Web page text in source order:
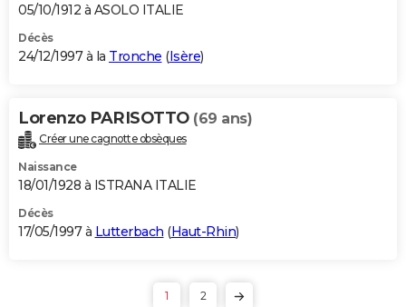
05/10/1912 à ASOLO ITALIE
Décès
24/12/1997 à la Tronche (Isère)
Lorenzo PARISOTTO (69 ans)
Créer une cagnotte obsèques
Naissance
18/01/1928 à ISTRANA ITALIE
Décès
17/05/1997 à Lutterbach (Haut-Rhin)
1 2